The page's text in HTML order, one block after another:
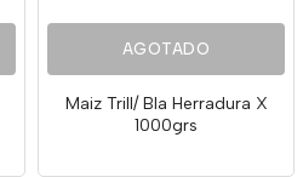
AGOTADO
Maiz Trill/ Bla Herradura X
1000grs